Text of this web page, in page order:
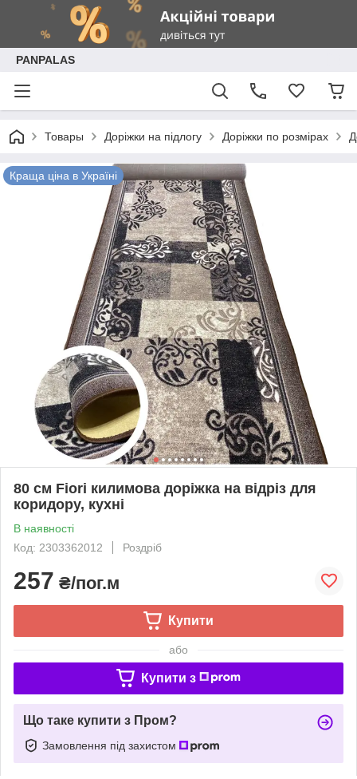
PANPALAS
Товары Доріжки на підлогу Доріжки по розмірах
Краща ціна в Україні
80 см Fiori килимова доріжка на відріз для
коридору, кухні
В наявності
Код: 2303362012
Роздріб
257 ₴/пог.м
Купити
або
Купити з
Що таке купити з Пром?
Замовлення під захистом